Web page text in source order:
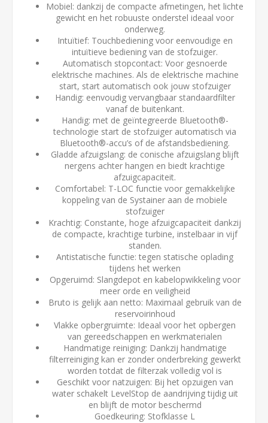
Mobiel: dankzij de compacte afmetingen, het lichte
gewicht en het robuuste onderstel ideaal voor
onderweg.
Intuïtief: Touchbediening voor eenvoudige en
intuïtieve bediening van de stofzuiger.
Automatisch stopcontact: Voor gesnoerde
elektrische machines. Als de elektrische machine
start, start automatisch ook jouw stofzuiger
Handig: eenvoudig vervangbaar standaardfilter
vanaf de buitenkant.
Handig: met de geïntegreerde Bluetooth®-
technologie start de stofzuiger automatisch via
Bluetooth®-accu’s of de afstandsbediening.
Gladde afzuigslang: de conische afzuigslang blijft
nergens achter hangen en biedt krachtige
afzuigcapaciteit.
Comfortabel: T-LOC functie voor gemakkelijke
koppeling van de Systainer aan de mobiele
stofzuiger
Krachtig: Constante, hoge afzuigcapaciteit dankzij
de compacte, krachtige turbine, instelbaar in vijf
standen.
Antistatische functie: tegen statische oplading
tijdens het werken
Opgeruimd: Slangdepot en kabelopwikkeling voor
meer orde en veiligheid
Bruto is gelijk aan netto: Maximaal gebruik van de
reservoirinhoud
Vlakke opbergruimte: Ideaal voor het opbergen
van gereedschappen en werkmaterialen
Handmatige reiniging: Dankzij handmatige
filterreiniging kan er zonder onderbreking gewerkt
worden totdat de filterzak volledig vol is
Geschikt voor natzuigen: Bij het opzuigen van
water schakelt LevelStop de aandrijving tijdig uit
en blijft de motor beschermd
Goedkeuring: Stofklasse L